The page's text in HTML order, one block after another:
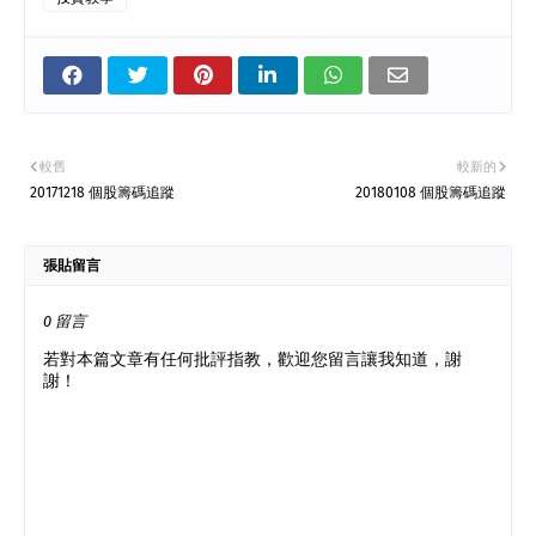
較新的
20180108 個股籌碼追蹤
較舊
20171218 個股籌碼追蹤
張貼留言
0 留言
若對本篇文章有任何批評指教，歡迎您留言讓我知道，謝
謝！